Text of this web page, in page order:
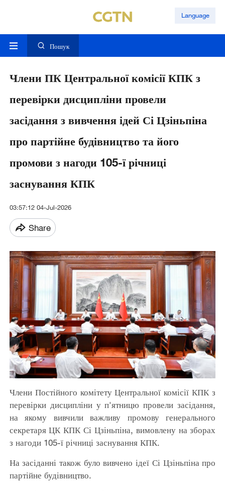
Language
Пошук
Члени ПК Центральної комісії КПК з
перевірки дисципліни провели
засідання з вивчення ідей Сі Цзіньпіна
про партійне будівництво та його
промови з нагоди 105-ї річниці
заснування КПК
03:57:12 04-Jul-2026
Share
Члени Постійного комітету Центральної комісії КПК з
перевірки дисципліни у п'ятницю провели засідання,
на якому вивчили важливу промову генерального
секретаря ЦК КПК Сі Цзіньпіна, вимовлену на зборах
з нагоди 105-ї річниці заснування КПК.
На засіданні також було вивчено ідеї Сі Цзіньпіна про
партійне будівництво.